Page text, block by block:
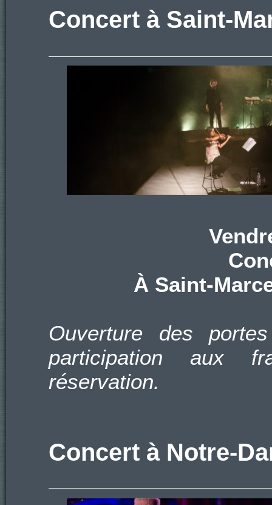
Concert à Saint-
À Saint-
Ouverture des
participation aux
réservation.
Concert à Notre-